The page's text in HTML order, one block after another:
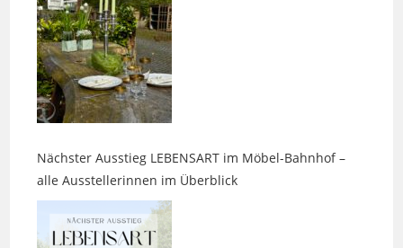
Nächster Ausstieg LEBENSART im Möbel-Bahnhof –